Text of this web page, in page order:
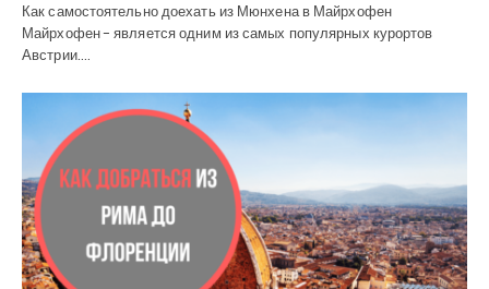
Как самостоятельно доехать из Мюнхена в Майрхофен
Майрхофен - является одним из самых популярных курортов
Австрии.…